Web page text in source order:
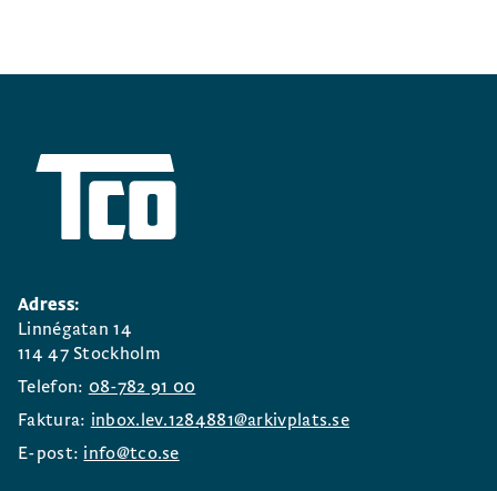
Adress:
Linnégatan 14
114 47 Stockholm
Telefon: 08-782 91 00
Faktura: inbox.lev.1284881@arkivplats.se
E-post: info@tco.se